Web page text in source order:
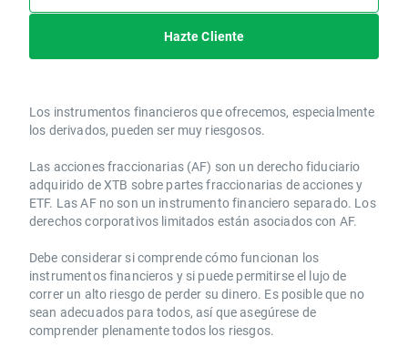
Hazte Cliente
Los instrumentos financieros que ofrecemos, especialmente
los derivados, pueden ser muy riesgosos.
Las acciones fraccionarias (AF) son un derecho fiduciario
adquirido de XTB sobre partes fraccionarias de acciones y
ETF. Las AF no son un instrumento financiero separado. Los
derechos corporativos limitados están asociados con AF.
Debe considerar si comprende cómo funcionan los
instrumentos financieros y si puede permitirse el lujo de
correr un alto riesgo de perder su dinero. Es posible que no
sean adecuados para todos, así que asegúrese de
comprender plenamente todos los riesgos.